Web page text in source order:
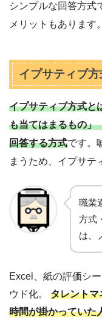
シンプルな回答方式
メリットもあります。
イプサティブ方
イプサティブ方式と
も当てはまるもの」
回答する方式です。
まうため、イプサテ
職業
方式
は、
Excel、紙の評価シ
ウド化。 タレントマ
時間が掛かっていた